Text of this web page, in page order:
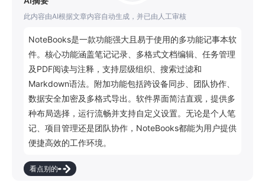
此内容由AI根据文章内容自动生成，并已由人工审核
NoteBooks是一款功能强大且易于使用的多功能记事本软
件。核心功能涵盖笔记记录、多格式文档编辑、任务管理
及PDF阅读与注释，支持层级组织、搜索过滤和
Markdown语法。附加功能包括跨设备同步、团队协作、
数据安全加密及多格式导出。软件界面简洁直观，提供多
种布局选择，运行流畅并支持自定义设置。无论是个人笔
记、项目管理还是团队协作，NoteBooks都能为用户提供
便捷高效的工作环境。
看点别的